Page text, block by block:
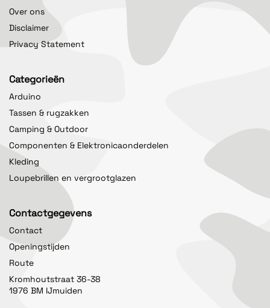
Over ons
Disclaimer
Privacy Statement
Categorieën
Arduino
Tassen & rugzakken
Camping & Outdoor
Componenten & Elektronicaonderdelen
Kleding
Loupebrillen en vergrootglazen
Contactgegevens
Contact
Openingstijden
Route
Kromhoutstraat 36-38
1976 BM IJmuiden